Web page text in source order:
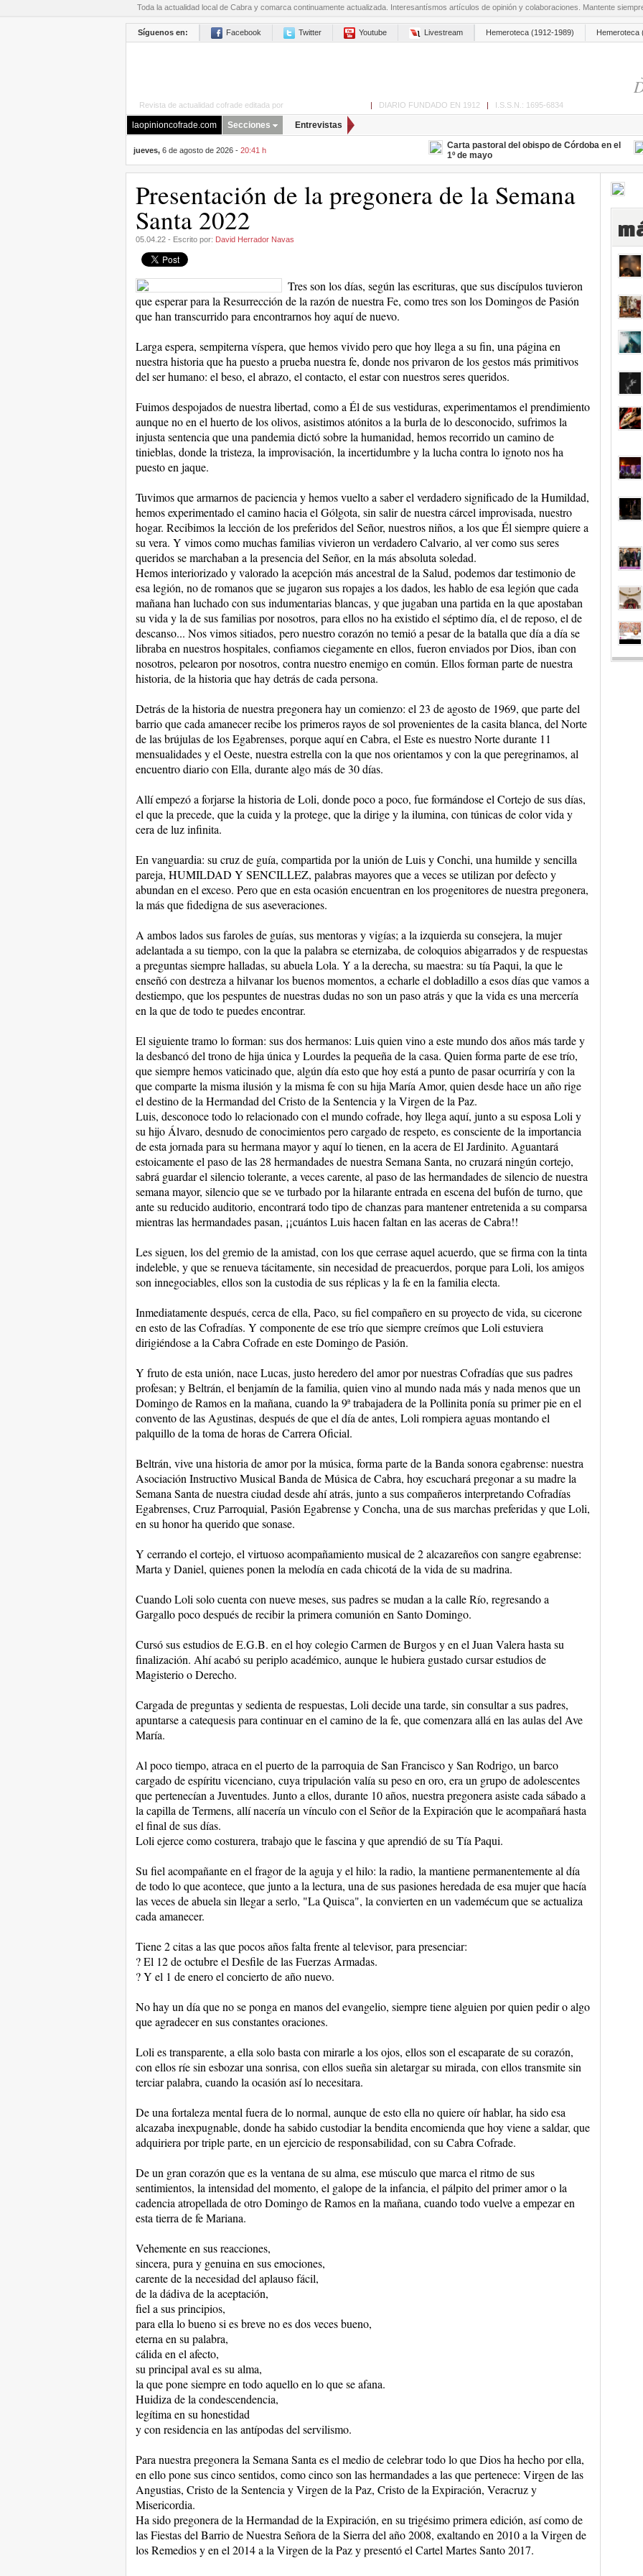
Toda la actualidad local de Cabra y comarca continuamente actualizada. Interesantísmos artículos de opinión y colaboraciones. Mantente
Síguenos en: Facebook Twitter Youtube Livestream Hemeroteca (1912-1989) Hemeroteca
Revista de actualidad cofrade editada por | DIARIO FUNDADO EN 1912 | I.S.S.N.: 1695-6834
laopinioncofrade.com Secciones Entrevistas
jueves,6 de agosto de 2026 - 20:41 h
Carta pastoral del obispo de Córdoba en el
1º de mayo
Presentación de la pregonera de la Semana
Santa 2022
05.04.22 - Escrito por: David Herrador Navas
Tres son los días, según las escrituras, que sus discípulos tuvieron
que esperar para la Resurrección de la razón de nuestra Fe, como tres son los Domingos de Pasión
que han transcurrido para encontrarnos hoy aquí de nuevo.
Larga espera, sempiterna víspera, que hemos vivido pero que hoy llega a su fin, una página en
nuestra historia que ha puesto a prueba nuestra fe, donde nos privaron de los gestos más primitivos
del ser humano: el beso, el abrazo, el contacto, el estar con nuestros seres queridos.
Fuimos despojados de nuestra libertad, como a Él de sus vestiduras, experimentamos el prendimiento
aunque no en el huerto de los olivos, asistimos atónitos a la burla de lo desconocido, sufrimos la
injusta sentencia que una pandemia dictó sobre la humanidad, hemos recorrido un camino de
tinieblas, donde la tristeza, la improvisación, la incertidumbre y la lucha contra lo ignoto nos ha
puesto en jaque.
Tuvimos que armarnos de paciencia y hemos vuelto a saber el verdadero significado de la Humildad,
hemos experimentado el camino hacia el Gólgota, sin salir de nuestra cárcel improvisada, nuestro
hogar. Recibimos la lección de los preferidos del Señor, nuestros niños, a los que Él siempre quiere a
su vera. Y vimos como muchas familias vivieron un verdadero Calvario, al ver como sus seres
queridos se marchaban a la presencia del Señor, en la más absoluta soledad.
Hemos interiorizado y valorado la acepción más ancestral de la Salud, podemos dar testimonio de
esa legión, no de romanos que se jugaron sus ropajes a los dados, les hablo de esa legión que cada
mañana han luchado con sus indumentarias blancas, y que jugaban una partida en la que apostaban
su vida y la de sus familias por nosotros, para ellos no ha existido el séptimo día, el de reposo, el de
descanso... Nos vimos sitiados, pero nuestro corazón no temió a pesar de la batalla que día a día se
libraba en nuestros hospitales, confiamos ciegamente en ellos, fueron enviados por Dios, iban con
nosotros, pelearon por nosotros, contra nuestro enemigo en común. Ellos forman parte de nuestra
historia, de la historia que hay detrás de cada persona.
Detrás de la historia de nuestra pregonera hay un comienzo: el 23 de agosto de 1969, que parte del
barrio que cada amanecer recibe los primeros rayos de sol provenientes de la casita blanca, del Norte
de las brújulas de los Egabrenses, porque aquí en Cabra, el Este es nuestro Norte durante 11
mensualidades y el Oeste, nuestra estrella con la que nos orientamos y con la que peregrinamos, al
encuentro diario con Ella, durante algo más de 30 días.
Allí empezó a forjarse la historia de Loli, donde poco a poco, fue formándose el Cortejo de sus días,
el que la precede, que la cuida y la protege, que la dirige y la ilumina, con túnicas de color vida y
cera de luz infinita.
En vanguardia: su cruz de guía, compartida por la unión de Luis y Conchi, una humilde y sencilla
pareja, HUMILDAD Y SENCILLEZ, palabras mayores que a veces se utilizan por defecto y
abundan en el exceso. Pero que en esta ocasión encuentran en los progenitores de nuestra pregonera,
la más que fidedigna de sus aseveraciones.
A ambos lados sus faroles de guías, sus mentoras y vigías; a la izquierda su consejera, la mujer
adelantada a su tiempo, con la que la palabra se eternizaba, de coloquios abigarrados y de respuestas
a preguntas siempre halladas, su abuela Lola. Y a la derecha, su maestra: su tía Paqui, la que le
enseñó con destreza a hilvanar los buenos momentos, a echarle el dobladillo a esos días que vamos a
destiempo, que los pespuntes de nuestras dudas no son un paso atrás y que la vida es una mercería
en la que de todo te puedes encontrar.
El siguiente tramo lo forman: sus dos hermanos: Luis quien vino a este mundo dos años más tarde y
la desbancó del trono de hija única y Lourdes la pequeña de la casa. Quien forma parte de ese trío,
que siempre hemos vaticinado que, algún día esto que hoy está a punto de pasar ocurriría y con la
que comparte la misma ilusión y la misma fe con su hija María Amor, quien desde hace un año rige
el destino de la Hermandad del Cristo de la Sentencia y la Virgen de la Paz.
Luis, desconoce todo lo relacionado con el mundo cofrade, hoy llega aquí, junto a su esposa Loli y
su hijo Álvaro, desnudo de conocimientos pero cargado de respeto, es consciente de la importancia
de esta jornada para su hermana mayor y aquí lo tienen, en la acera de El Jardinito. Aguantará
estoicamente el paso de las 28 hermandades de nuestra Semana Santa, no cruzará ningún cortejo,
sabrá guardar el silencio tolerante, a veces carente, al paso de las hermandades de silencio de nuestra
semana mayor, silencio que se ve turbado por la hilarante entrada en escena del bufón de turno, que
ante su reducido auditorio, encontrará todo tipo de chanzas para mantener entretenida a su comparsa
mientras las hermandades pasan, ¡¡cuántos Luis hacen faltan en las aceras de Cabra!!
Les siguen, los del gremio de la amistad, con los que cerrase aquel acuerdo, que se firma con la tinta
indeleble, y que se renueva tácitamente, sin necesidad de preacuerdos, porque para Loli, los amigos
son innegociables, ellos son la custodia de sus réplicas y la fe en la familia electa.
Inmediatamente después, cerca de ella, Paco, su fiel compañero en su proyecto de vida, su cicerone
en esto de las Cofradías. Y componente de ese trío que siempre creímos que Loli estuviera
dirigiéndose a la Cabra Cofrade en este Domingo de Pasión.
Y fruto de esta unión, nace Lucas, justo heredero del amor por nuestras Cofradías que sus padres
profesan; y Beltrán, el benjamín de la familia, quien vino al mundo nada más y nada menos que un
Domingo de Ramos en la mañana, cuando la 9ª trabajadera de la Pollinita ponía su primer pie en el
convento de las Agustinas, después de que el día de antes, Loli rompiera aguas montando el
palquillo de la toma de horas de Carrera Oficial.
Beltrán, vive una historia de amor por la música, forma parte de la Banda sonora egabrense: nuestra
Asociación Instructivo Musical Banda de Música de Cabra, hoy escuchará pregonar a su madre la
Semana Santa de nuestra ciudad desde ahí atrás, junto a sus compañeros interpretando Cofradías
Egabrenses, Cruz Parroquial, Pasión Egabrense y Concha, una de sus marchas preferidas y que Loli,
en su honor ha querido que sonase.
Y cerrando el cortejo, el virtuoso acompañamiento musical de 2 alcazareños con sangre egabrense:
Marta y Daniel, quienes ponen la melodía en cada chicotá de la vida de su madrina.
Cuando Loli solo cuenta con nueve meses, sus padres se mudan a la calle Río, regresando a
Gargallo poco después de recibir la primera comunión en Santo Domingo.
Cursó sus estudios de E.G.B. en el hoy colegio Carmen de Burgos y en el Juan Valera hasta su
finalización. Ahí acabó su periplo académico, aunque le hubiera gustado cursar estudios de
Magisterio o Derecho.
Cargada de preguntas y sedienta de respuestas, Loli decide una tarde, sin consultar a sus padres,
apuntarse a catequesis para continuar en el camino de la fe, que comenzara allá en las aulas del Ave
María.
Al poco tiempo, atraca en el puerto de la parroquia de San Francisco y San Rodrigo, un barco
cargado de espíritu vicenciano, cuya tripulación valía su peso en oro, era un grupo de adolescentes
que pertenecían a Juventudes. Junto a ellos, durante 10 años, nuestra pregonera asiste cada sábado a
la capilla de Termens, allí nacería un vínculo con el Señor de la Expiración que le acompañará hasta
el final de sus días.
Loli ejerce como costurera, trabajo que le fascina y que aprendió de su Tía Paqui.
Su fiel acompañante en el fragor de la aguja y el hilo: la radio, la mantiene permanentemente al día
de todo lo que acontece, que junto a la lectura, una de sus pasiones heredada de esa mujer que hacía
las veces de abuela sin llegar a serlo, "La Quisca", la convierten en un vademécum que se actualiza
cada amanecer.
Tiene 2 citas a las que pocos años falta frente al televisor, para presenciar:
? El 12 de octubre el Desfile de las Fuerzas Armadas.
? Y el 1 de enero el concierto de año nuevo.
No hay un día que no se ponga en manos del evangelio, siempre tiene alguien por quien pedir o algo
que agradecer en sus constantes oraciones.
Loli es transparente, a ella solo basta con mirarle a los ojos, ellos son el escaparate de su corazón,
con ellos ríe sin esbozar una sonrisa, con ellos sueña sin aletargar su mirada, con ellos transmite sin
terciar palabra, cuando la ocasión así lo necesitara.
De una fortaleza mental fuera de lo normal, aunque de esto ella no quiere oír hablar, ha sido esa
alcazaba inexpugnable, donde ha sabido custodiar la bendita encomienda que hoy viene a saldar, que
adquiriera por triple parte, en un ejercicio de responsabilidad, con su Cabra Cofrade.
De un gran corazón que es la ventana de su alma, ese músculo que marca el ritmo de sus
sentimientos, la intensidad del momento, el galope de la infancia, el pálpito del primer amor o la
cadencia atropellada de otro Domingo de Ramos en la mañana, cuando todo vuelve a empezar en
esta tierra de fe Mariana.
Vehemente en sus reacciones,
sincera, pura y genuina en sus emociones,
carente de la necesidad del aplauso fácil,
de la dádiva de la aceptación,
fiel a sus principios,
para ella lo bueno si es breve no es dos veces bueno,
eterna en su palabra,
cálida en el afecto,
su principal aval es su alma,
la que pone siempre en todo aquello en lo que se afana.
Huidiza de la condescendencia,
legítima en su honestidad
y con residencia en las antípodas del servilismo.
Para nuestra pregonera la Semana Santa es el medio de celebrar todo lo que Dios ha hecho por ella,
en ello pone sus cinco sentidos, como cinco son las hermandades a las que pertenece: Virgen de las
Angustias, Cristo de la Sentencia y Virgen de la Paz, Cristo de la Expiración, Veracruz y
Misericordia.
Ha sido pregonera de la Hermandad de la Expiración, en su trigésimo primera edición, así como de
las Fiestas del Barrio de Nuestra Señora de la Sierra del año 2008, exaltando en 2010 a la Virgen de
los Remedios y en el 2014 a la Virgen de la Paz y presentó el Cartel Martes Santo 2017.